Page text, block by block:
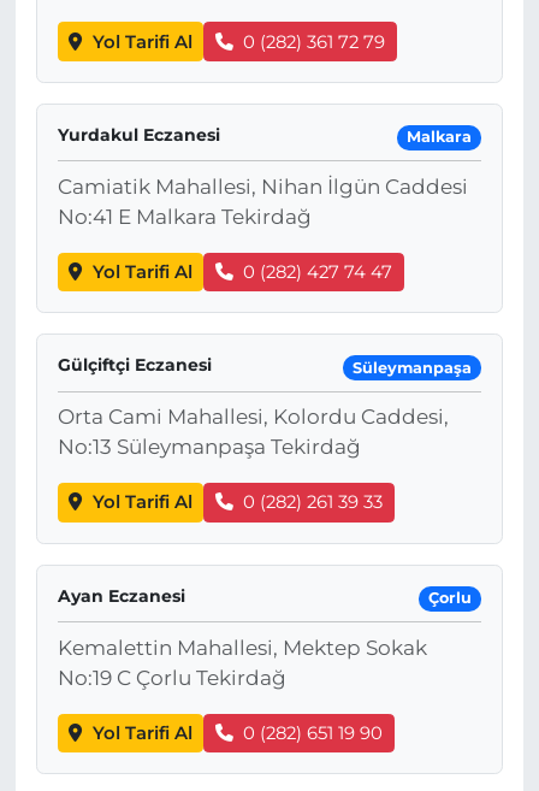
Yol Tarifi Al 0 (282) 361 72 79
Yurdakul Eczanesi Malkara
Camiatik Mahallesi, Nihan İlgün Caddesi
No:41 E Malkara Tekirdağ
Yol Tarifi Al 0 (282) 427 74 47
Gülçiftçi Eczanesi Süleymanpaşa
Orta Cami Mahallesi, Kolordu Caddesi,
No:13 Süleymanpaşa Tekirdağ
Yol Tarifi Al 0 (282) 261 39 33
Ayan Eczanesi Çorlu
Kemalettin Mahallesi, Mektep Sokak
No:19 C Çorlu Tekirdağ
Yol Tarifi Al 0 (282) 651 19 90